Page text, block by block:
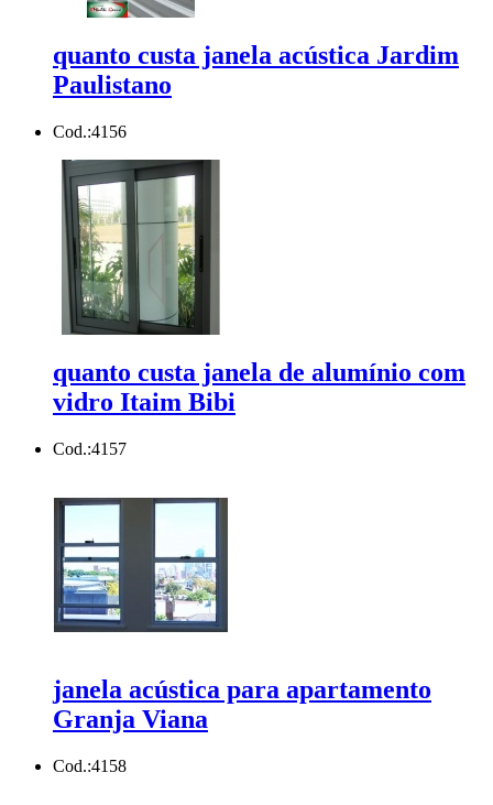
quanto custa janela acústica Jardim
Paulistano
Cod.:4156
quanto custa janela de alumínio com
vidro Itaim Bibi
Cod.:4157
janela acústica para apartamento
Granja Viana
Cod.:4158